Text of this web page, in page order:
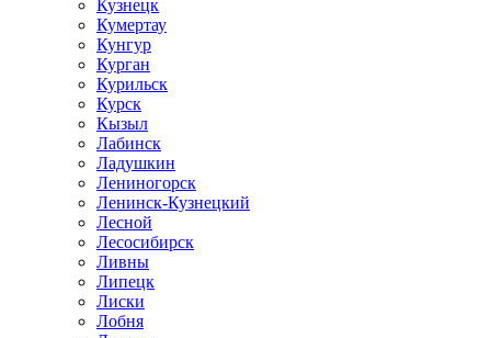
Кузнецк
Кумертау
Кунгур
Курган
Курильск
Курск
Кызыл
Лабинск
Ладушкин
Лениногорск
Ленинск-Кузнецкий
Лесной
Лесосибирск
Ливны
Липецк
Лиски
Лобня